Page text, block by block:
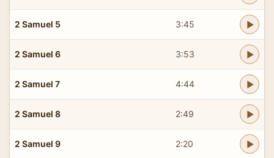
2 Samuel 5 3:45
2 Samuel 6 3:53
2 Samuel 7 4:44
2 Samuel 8 2:49
2 Samuel 9 2:20